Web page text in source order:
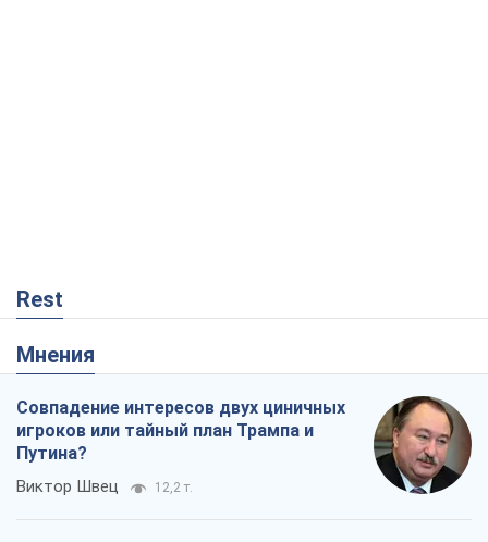
Rest
Мнения
Совпадение интересов двух циничных
игроков или тайный план Трампа и
Путина?
Виктор Швец 12,2 т.